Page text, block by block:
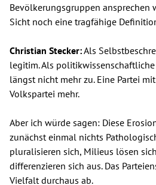
Bevölkerungsgruppen ansprechen
Sicht noch eine tragfähige
Christian Stecker:Als
legitim. Als
längst nicht mehr zu. Eine Partei
Volkspartei mehr.
Aber ich würde sagen: Diese
zunächst einmal nichts
pluralisieren sich, Milieus lösen
differenzieren sich aus. Das
Vielfalt durchaus ab.